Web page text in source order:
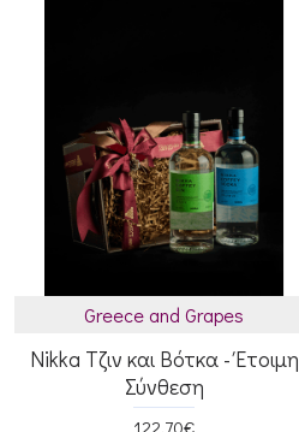
Greece and Grapes
Nikka Τζιν και Βότκα - Έτοιμη
Σύνθεση
122.70€